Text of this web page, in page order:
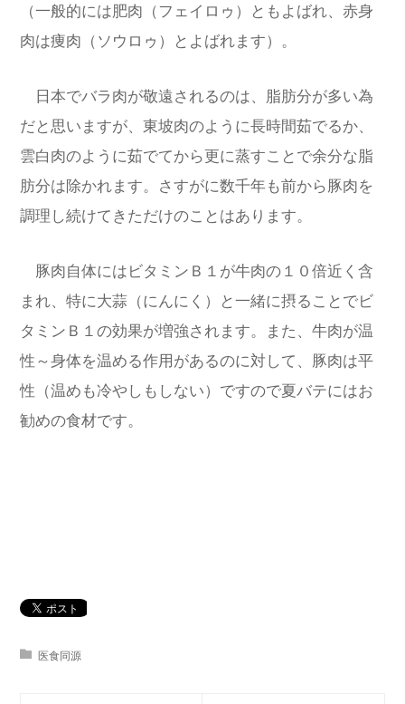
（一般的には肥肉（フェイロゥ）ともよばれ、赤身
肉は痩肉（ソウロゥ）とよばれます）。
日本でバラ肉が敬遠されるのは、脂肪分が多い為
だと思いますが、東坡肉のように長時間茹でるか、
雲白肉のように茹でてから更に蒸すことで余分な脂
肪分は除かれます。さすがに数千年も前から豚肉を
調理し続けてきただけのことはあります。
豚肉自体にはビタミンＢ１が牛肉の１０倍近く含
まれ、特に大蒜（にんにく）と一緒に摂ることでビ
タミンＢ１の効果が増強されます。また、牛肉が温
性～身体を温める作用があるのに対して、豚肉は平
性（温めも冷やしもしない）ですので夏バテにはお
勧めの食材です。
医食同源